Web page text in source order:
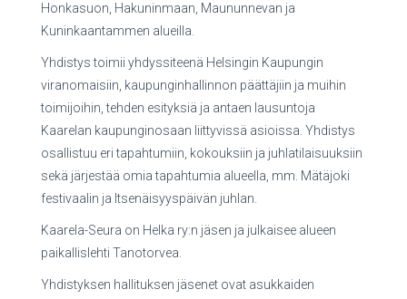
Honkasuon, Hakuninmaan, Maununnevan ja
Kuninkaantammen alueilla.
Yhdistys toimii yhdyssiteenä Helsingin Kaupungin
viranomaisiin, kaupunginhallinnon päättäjiin ja muihin
toimijoihin, tehden esityksiä ja antaen lausuntoja
Kaarelan kaupunginosaan liittyvissä asioissa. Yhdistys
osallistuu eri tapahtumiin, kokouksiin ja juhlatilaisuuksiin
sekä järjestää omia tapahtumia alueella, mm. Mätäjoki
festivaalin ja Itsenäisyyspäivän juhlan.
Kaarela-Seura on Helka ry:n jäsen ja julkaisee alueen
paikallislehti Tanotorvea.
Yhdistyksen hallituksen jäsenet ovat asukkaiden